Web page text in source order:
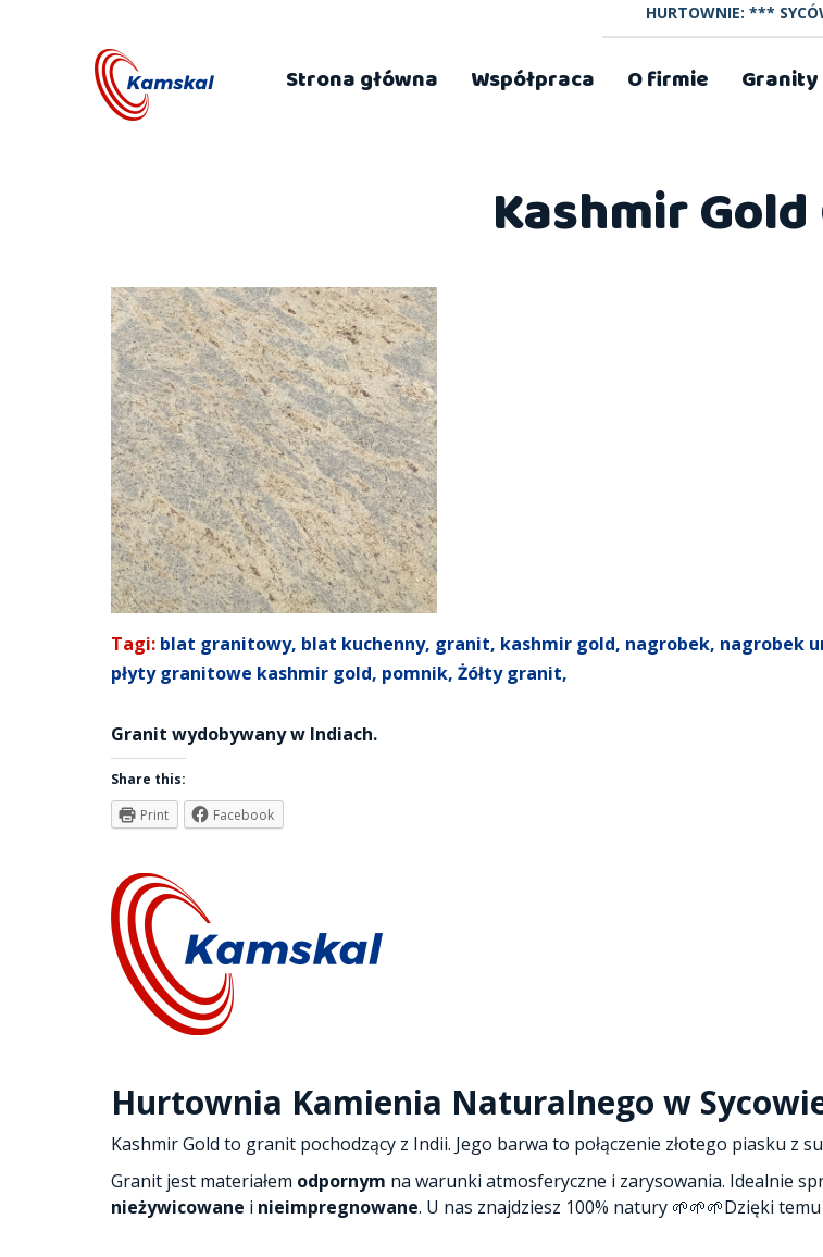
HURTOWNIE: ***
Strona główna Współpraca O firmie Granity
Kashmir
Tagi: blat granitowy, blat kuchenny, granit, kashmir gold, nagrobek, nagrobek
płyty granitowe kashmir gold, pomnik, Żółty granit,
Granit wydobywany w Indiach.
Share this:
Print
Facebook
Hurtownia Kamienia Naturalnego w
Kashmir Gold to granit pochodzący z Indii. Jego barwa to połączenie złotego piasku z
Granit jest materiałem odpornym na warunki atmosferyczne i zarysowania. Idealnie
nieżywicowane i nieimpregnowane. U nas znajdziesz 100% natury 🌱🌱🌱Dzięki